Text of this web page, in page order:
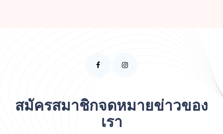
สมัครสมาชิกจดหมายข่าวของ
เรา